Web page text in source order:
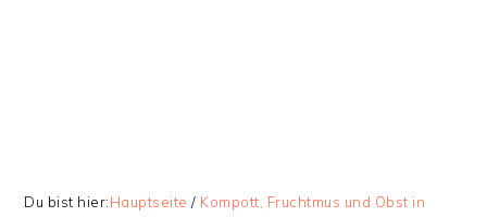
Du bist hier:Hauptseite / Kompott, Fruchtmus und Obst in